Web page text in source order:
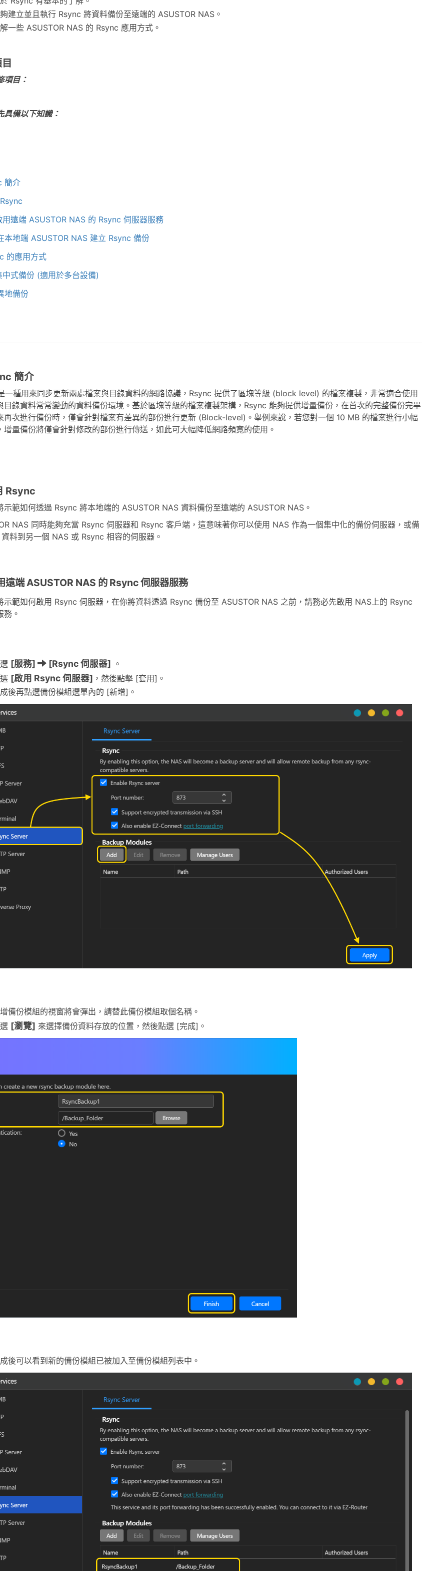
建立並且執行 Rsync 將資料備份至遠端的 ASUSTOR NAS。
一些 ASUSTOR NAS 的 Rsync 應用方式。
項目：
具備以下知識：
簡介
用遠端 ASUSTOR NAS 的 Rsync 伺服器服務
本地端 ASUSTOR NAS 建立 Rsync 備份
的應用方式
中式備份 (適用於多台設備)
地備份
簡介
一種用來同步更新兩處檔案與目錄資料的網路協議，Rsync 提供了區塊等級 (block level) 的檔案複製，非常適合使用
目錄資料常常變動的資料備份環境。基於區塊等級的檔案複製架構，Rsync 能夠提供增量備份，在首次的完整備份完畢
再次進行備份時，僅會針對檔案有差異的部份進行更新 (Block-level)。舉例來說，若您對一個 10 MB 的檔案進行小幅
增量備份將僅會針對修改的部份進行傳送，如此可大幅降低網路頻寬的使用。
Rsync
示範如何透過 Rsync 將本地端的 ASUSTOR NAS 資料備份至遠端的 ASUSTOR NAS。
NAS 同時能夠充當 Rsync 伺服器和 Rsync 客戶端，這意味著你可以使用 NAS 作為一個集中化的備份伺服器，或備
料到另一個 NAS 或 Rsync 相容的伺服器。
遠端 ASUSTOR NAS 的 Rsync 伺服器服務
示範如何啟用 Rsync 伺服器，在你將資料透過 Rsync 備份至 ASUSTOR NAS 之前，請務必先啟用 NAS上的 Rsync
務。
[服務] [Rsync 伺服器] 。
[啟用 Rsync 伺服器] ，然後點擊 [套用]。
後再點選備份模組選單內的 [新增]。
備份模組的視窗將會彈出，請替此備份模組取個名稱。
[瀏覽] 來選擇備份資料存放的位置，然後點選 [完成]。
後可以看到新的備份模組已被加入至備份模組列表中。